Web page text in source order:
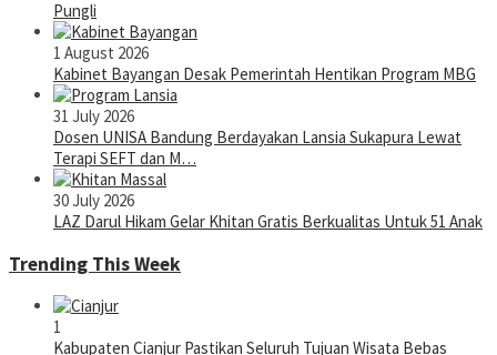
Pungli
1 August 2026
Kabinet Bayangan Desak Pemerintah Hentikan Program MBG
31 July 2026
Dosen UNISA Bandung Berdayakan Lansia Sukapura Lewat
Terapi SEFT dan M…
30 July 2026
LAZ Darul Hikam Gelar Khitan Gratis Berkualitas Untuk 51 Anak
Trending This Week
1
Kabupaten Cianjur Pastikan Seluruh Tujuan Wisata Bebas